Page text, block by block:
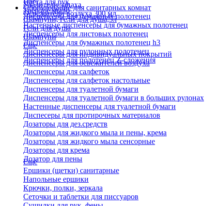
Паста для рук
Твердое мыло
Шампуни, гели для душа,5л
Гели для душа
Шампуни
Удалители запаха
Освежители воздуха 300 мл
Оборудование для санитарных комнат
Диспенсеры для бумажных полотенец
Настенные диспенсеры для бумажных полотенец
Диспенсеры для листовых полотенец
Диспенсеры для бумажных полотенец h3
Диспенсеры для рулонных полотенец
Диспенсеры для полотенец Z-сложения
Еще
Диспенсеры для индивидуальных покрытий
Диспенсеры для освежителей воздуха
Диспенсеры для салфеток
Диспенсеры для салфеток настольные
Диспенсеры для туалетной бумаги
Диспенсеры для туалетной бумаги в больших рулонах
Настенные диспенсеры для туалетной бумаги
Диспесеры для протирочных материалов
Дозаторы для дез.средств
Дозаторы для жидкого мыла и пены, крема
Дозаторы для жидкого мыла сенсорные
Дозаторы для крема
Дозатор для пены
Еще
Ершики (щетки) санитарные
Напольные ершики
Крючки, полки, зеркала
Сеточки и таблетки для писсуаров